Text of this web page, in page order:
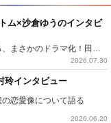
ム×沙倉ゆうのインタビ
『侍タイムスリッパー』ファンに贈る、まさかのドラマ化！田村ツトム×沙倉ゆうのが語る『心配無用ノ介』撮影秘話
2026.07.30
玲インタビュー
恋愛像について語る
2026.06.20